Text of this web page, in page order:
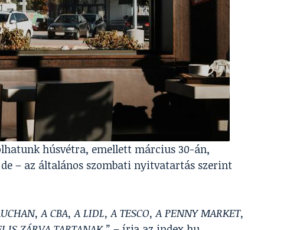
húsvétra, emellett március 30-án,
– az általános szombati nyitvatartás szerint
A CBA, A LIDL, A TESCO, A PENNY MARKET,